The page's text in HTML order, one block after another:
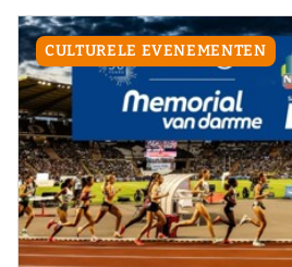
CULTURELE EVENEMENTEN